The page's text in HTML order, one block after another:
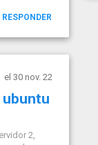
RESPONDER
el 30 nov. 22
ubuntu
2,